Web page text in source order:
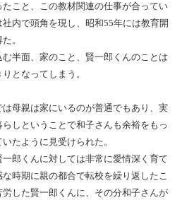
こと、この教材関連の仕事が合ってい
内で頭角を現し、昭和55年には教育開
。
半面、家のこと、賢一郎くんのことは
となってしまう。
母親は家にいるのが普通でもあり、実
しということで和子さんも余裕をもっ
たように見受けられた。
郎くんに対しては非常に愛情深く育て
時期に親の都合で転校を繰り返したこ
した賢一郎くんに、その分和子さんが